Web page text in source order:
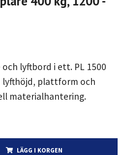
lyftbord i ett. PL 1500
lyfthöjd, plattform och
materialhantering.
LÄGG I KORGEN